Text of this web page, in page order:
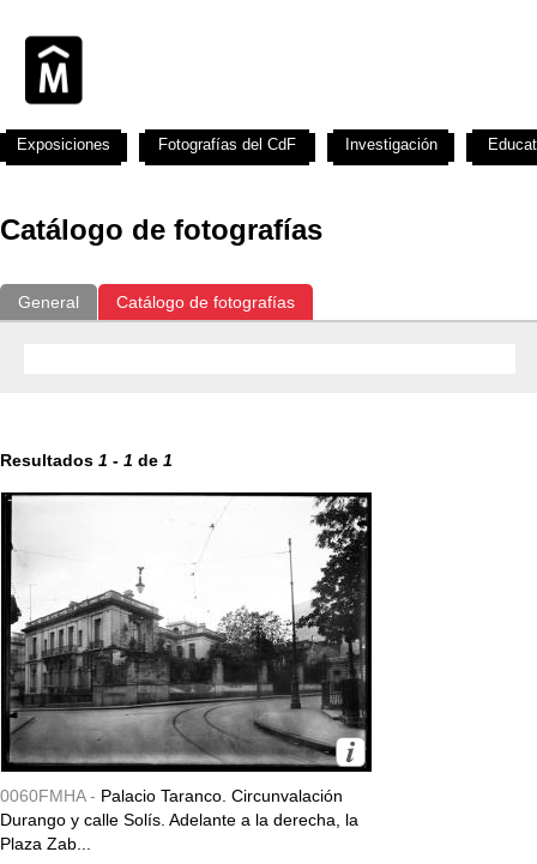
Catálogo de fotografías
General Catálogo de fotografías
Resultados 1 - 1 de 1
0060FMHA - Palacio Taranco. Circunvalación
Durango y calle Solís. Adelante a la derecha, la
Plaza Zab...
Exposiciones Fotografías del CdF Investigación